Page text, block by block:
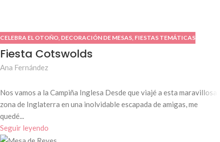
CELEBRA EL OTOÑO, DECORACIÓN DE MESAS, FIESTAS TEMÁTICAS
Fiesta Cotswolds
Ana Fernández
Nos vamos a la Campiña Inglesa Desde que viajé a esta maravillosa
zona de Inglaterra en una inolvidable escapada de amigas, me
quedé...
Seguir leyendo